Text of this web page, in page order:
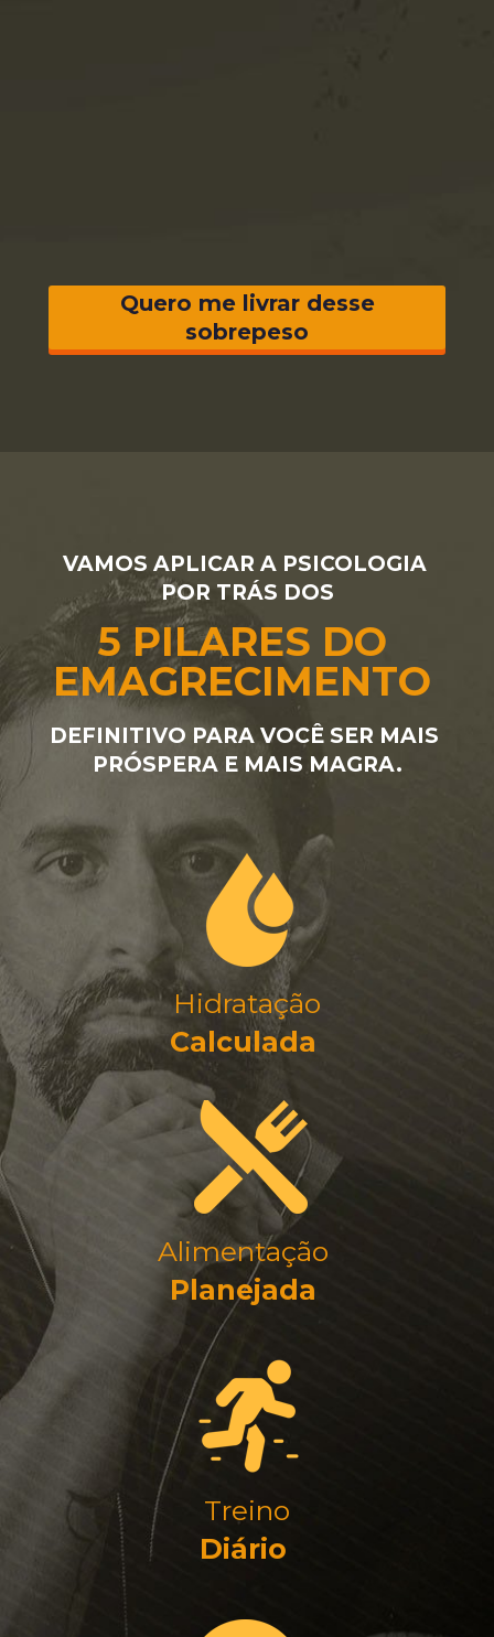
Quero me livrar desse
sobrepeso
Hidratação
Calculada
5 PILARES DO
EMAGRECIMENTO
Planejada
Treino
Diário
VAMOS APLICAR A PSICOLOGIA
POR TRÁS DOS
DEFINITIVO PARA VOCÊ SER MAIS
PRÓSPERA E MAIS MAGRA.